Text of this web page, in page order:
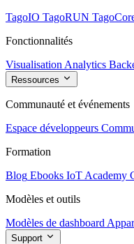
TagoIO TagoRUN
Fonctionnalités
Visualisation Analytics
Ressources
Communauté et événements
Espace développeurs
Formation
Blog Ebooks IoT Academy
Modèles et outils
Modèles de dashboard
Support